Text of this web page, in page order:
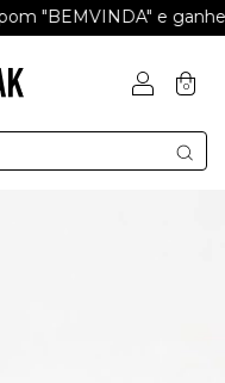
"BEMVINDA" e ganhe
0